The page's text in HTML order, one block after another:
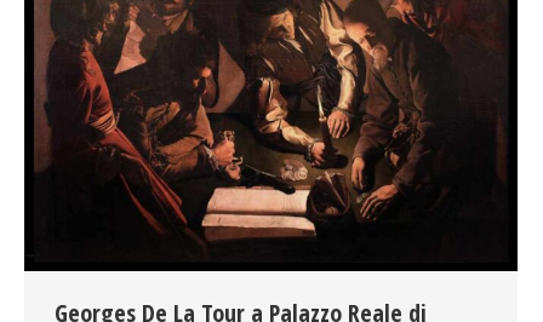
Georges De La Tour a Palazzo Reale di